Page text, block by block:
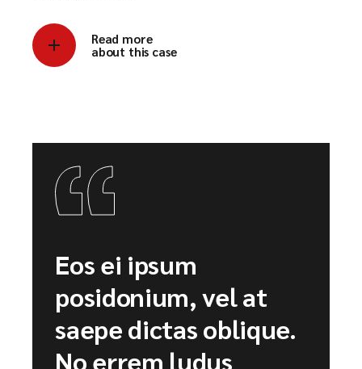
Read more
about this case
Eos ei ipsum
posidonium, vel at
saepe dictas oblique.
No errem ludus